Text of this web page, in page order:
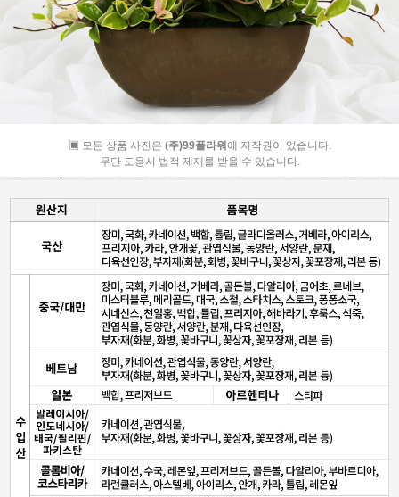
▣ 모든 상품 사진은 (주)99플라워에 저작권이 있습니다.
무단 도용시 법적 제재를 받을 수 있습니다.